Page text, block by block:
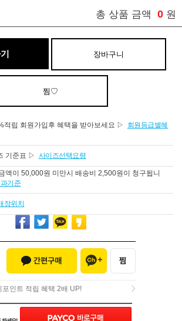
총 상품 금액 0 원
장바구니
찜♡
적립 회원가입후 혜택을 받아보세요 ▷
회원등급별혜
기준표 ▷ 사이즈선택요령
액이 50,000원 미만시 배송비 2,500원이 청구됩니
기준
장위치
포인트 적립 혜택 2배 UP!
인트 적립 혜택 2배 UP!